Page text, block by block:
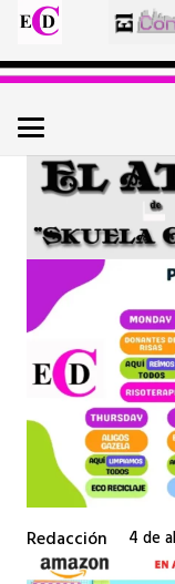
Redacción 4 de